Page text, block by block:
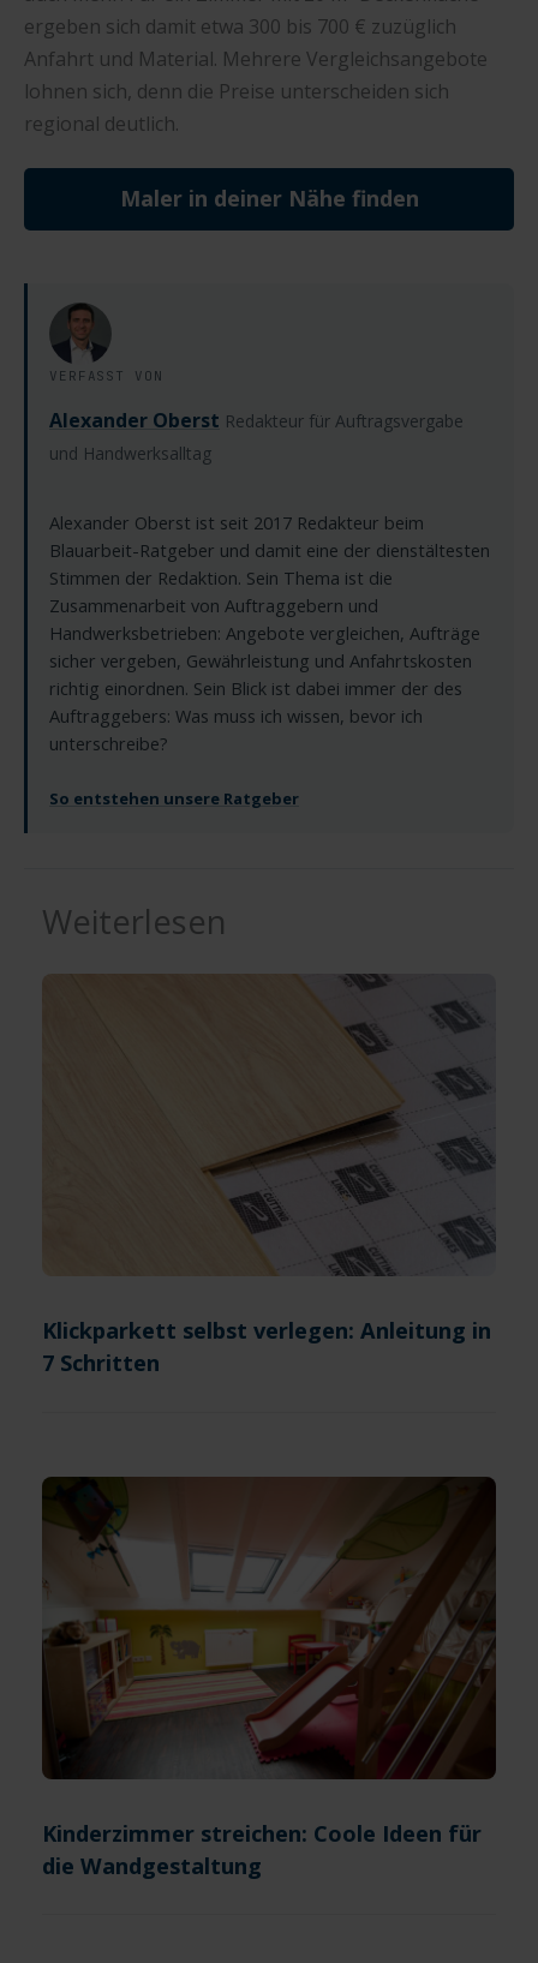
ergeben sich damit etwa 300 bis 700 € zuzüglich
Anfahrt und Material. Mehrere Vergleichsangebote
lohnen sich, denn die Preise unterscheiden sich
regional deutlich.
Maler in deiner Nähe finden
VERFASST VON
Alexander Oberst Redakteur für Auftragsvergabe
und Handwerksalltag
Alexander Oberst ist seit 2017 Redakteur beim
Blauarbeit-Ratgeber und damit eine der dienstältesten
Stimmen der Redaktion. Sein Thema ist die
Zusammenarbeit von Auftraggebern und
Handwerksbetrieben: Angebote vergleichen, Aufträge
sicher vergeben, Gewährleistung und Anfahrtskosten
richtig einordnen. Sein Blick ist dabei immer der des
Auftraggebers: Was muss ich wissen, bevor ich
unterschreibe?
So entstehen unsere Ratgeber
Weiterlesen
Klickparkett selbst verlegen: Anleitung in
7 Schritten
Kinderzimmer streichen: Coole Ideen für
die Wandgestaltung